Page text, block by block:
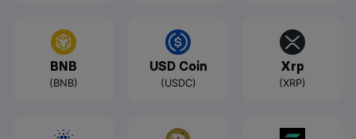
BNB
(BNB)
USD Coin
(USDC)
Xrp
(XRP)